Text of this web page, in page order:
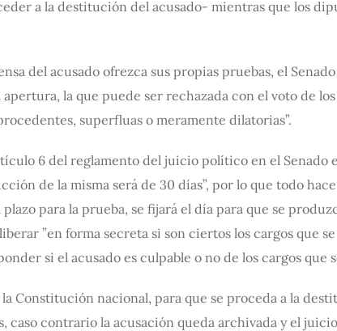
a la destitución del acusado- mientras que los
del acusado ofrezca sus propias pruebas, el
la que puede ser rechazada con el voto de
superfluas o meramente dilatorias”.
6 del reglamento del juicio político en el Senado
de la misma será de 30 días”, por lo que todo
para la prueba, se fijará el día para que se
”en forma secreta si son ciertos los cargos que
si el acusado es culpable o no de los cargos que
Constitución nacional, para que se proceda a la
caso contrario la acusación queda archivada y el